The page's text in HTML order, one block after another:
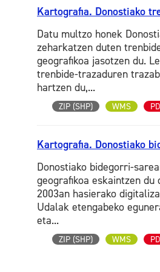
Kartografia. Donostiako
Datu multzo honek
zeharkatzen duten
geografikoa jasotzen du.
trenbide-trazaduren
hartzen du,...
ZIP (SHP) WMS
Kartografia. Donostiako
Donostiako bidegorri-
geografikoa eskaintzen du
2003an hasierako
Udalak etengabeko
eta...
ZIP (SHP) WMS